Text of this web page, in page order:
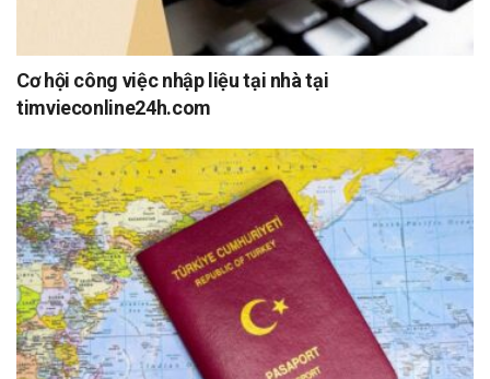
Cơ hội công việc nhập liệu tại nhà tại
timvieconline24h.com